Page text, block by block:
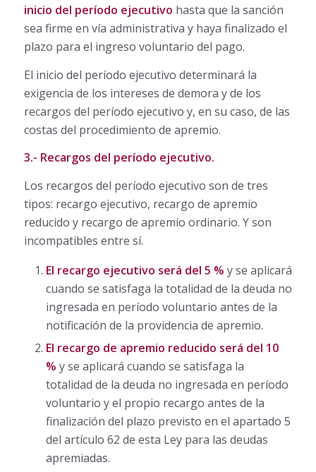
inicio del período ejecutivo hasta que la sanción
sea firme en vía administrativa y haya finalizado el
plazo para el ingreso voluntario del pago.
El inicio del período ejecutivo determinará la
exigencia de los intereses de demora y de los
recargos del período ejecutivo y, en su caso, de las
costas del procedimiento de apremio.
3.- Recargos del período ejecutivo.
Los recargos del período ejecutivo son de tres
tipos: recargo ejecutivo, recargo de apremio
reducido y recargo de apremio ordinario. Y son
incompatibles entre sí.
El recargo ejecutivo será del 5 % y se aplicará
cuando se satisfaga la totalidad de la deuda no
ingresada en período voluntario antes de la
notificación de la providencia de apremio.
El recargo de apremio reducido será del 10
% y se aplicará cuando se satisfaga la
totalidad de la deuda no ingresada en período
voluntario y el propio recargo antes de la
finalización del plazo previsto en el apartado 5
del artículo 62 de esta Ley para las deudas
apremiadas.